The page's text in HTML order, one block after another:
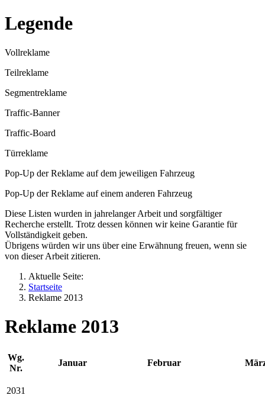
Legende
Vollreklame
Teilreklame
Segmentreklame
Traffic-Banner
Traffic-Board
Türreklame
Pop-Up der Reklame auf dem jeweiligen Fahrzeug
Pop-Up der Reklame auf einem anderen Fahrzeug
Diese Listen wurden in jahrelanger Arbeit und sorgfältiger
Recherche erstellt. Trotz dessen können wir keine Garantie für
Vollständigkeit geben.
Übrigens würden wir uns über eine Erwähnung freuen, wenn sie
von dieser Arbeit zitieren.
Aktuelle Seite:
Startseite
Reklame 2013
Reklame 2013
Wg.
Nr.
Januar Februar
2031